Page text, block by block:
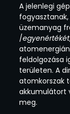
A jelenlegi
üzemanyag
/
feldolgozása
területen. A
atomkorszak
akkumulátort
meg.